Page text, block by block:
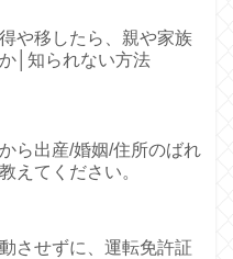
や移したら、親や家族
│知られない方法
ら出産/婚姻/住所のばれ
えてください。
させずに、運転免許証